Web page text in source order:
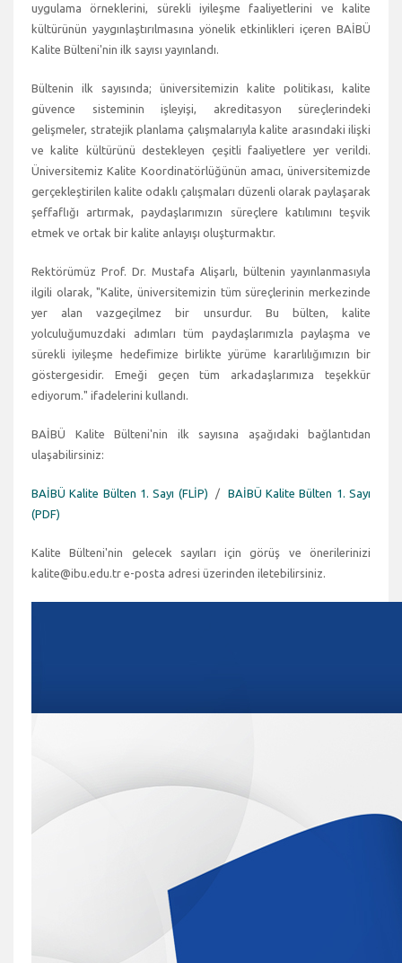
uygulama örneklerini, sürekli iyileşme faaliyetlerini ve kalite
kültürünün yaygınlaştırılmasına yönelik etkinlikleri içeren BAİBÜ
Kalite Bülteni'nin ilk sayısı yayınlandı.
Bültenin ilk sayısında; üniversitemizin kalite politikası, kalite
güvence sisteminin işleyişi, akreditasyon süreçlerindeki
gelişmeler, stratejik planlama çalışmalarıyla kalite arasındaki ilişki
ve kalite kültürünü destekleyen çeşitli faaliyetlere yer verildi.
Üniversitemiz Kalite Koordinatörlüğünün amacı, üniversitemizde
gerçekleştirilen kalite odaklı çalışmaları düzenli olarak paylaşarak
şeffaflığı artırmak, paydaşlarımızın süreçlere katılımını teşvik
etmek ve ortak bir kalite anlayışı oluşturmaktır.
Rektörümüz Prof. Dr. Mustafa Alişarlı, bültenin yayınlanmasıyla
ilgili olarak, "Kalite, üniversitemizin tüm süreçlerinin merkezinde
yer alan vazgeçilmez bir unsurdur. Bu bülten, kalite
yolculuğumuzdaki adımları tüm paydaşlarımızla paylaşma ve
sürekli iyileşme hedefimize birlikte yürüme kararlılığımızın bir
göstergesidir. Emeği geçen tüm arkadaşlarımıza teşekkür
ediyorum." ifadelerini kullandı.
BAİBÜ Kalite Bülteni'nin ilk sayısına aşağıdaki bağlantıdan
ulaşabilirsiniz:
BAİBÜ Kalite Bülten 1. Sayı (FLİP) / BAİBÜ Kalite Bülten 1. Sayı
(PDF)
Kalite Bülteni'nin gelecek sayıları için görüş ve önerilerinizi
kalite@ibu.edu.tr e-posta adresi üzerinden iletebilirsiniz.